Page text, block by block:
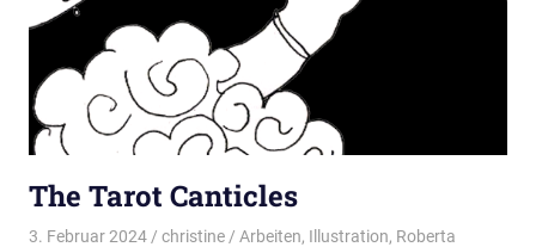
The Tarot Canticles
3. Februar 2024 christine Arbeiten, Illustration, Roberta